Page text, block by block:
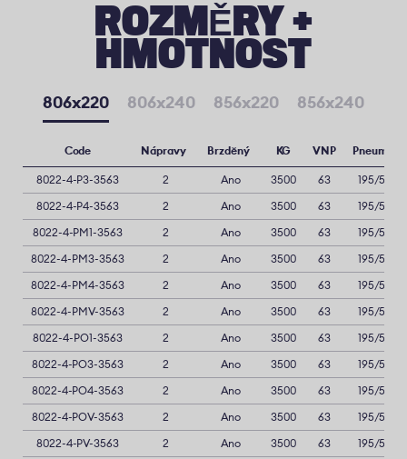
ROZMĚRY +
HMOTNOST
806x220 806x240 856x220 856x240
Code Nápravy Brzděný KG VNP
8022-4-P3-3563 2 Ano 3500 63
195/
8022-4-P4-3563
2 Ano 3500 63
195/
8022-4-PM1-3563
2 Ano 3500 63
195/
8022-4-PM3-3563
2 Ano 3500 63
195/
8022-4-PM4-3563
2 Ano 3500 63
195/
8022-4-PMV-3563
2 Ano 3500 63
195/
8022-4-PO1-3563
2 Ano 3500 63
195/
8022-4-PO3-3563
2 Ano 3500 63
195/
8022-4-PO4-3563
2 Ano 3500 63
195/
8022-4-POV-3563
2 Ano 3500 63
195/
8022-4-PV-3563
2 Ano 3500 63 195/